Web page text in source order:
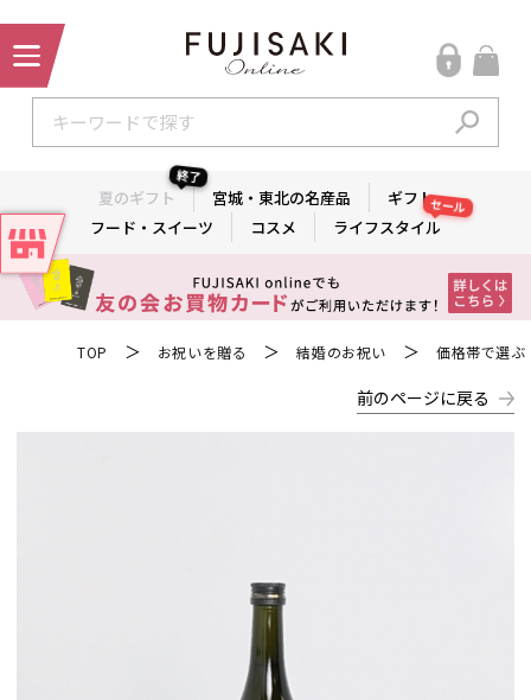
夏のギフト
終了
宮城・東北の名産品
ギフト
フード・スイーツ
コスメ ライフスタイル
セール
TOP ＞ お祝いを贈る ＞ 結婚のお祝い ＞ 価格帯で選ぶ
前のページに戻る